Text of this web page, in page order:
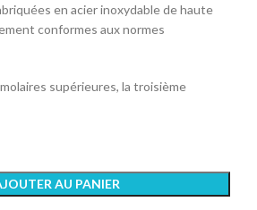
en acier inoxydable de haute
conformes aux normes
supérieures, la troisième
AU PANIER